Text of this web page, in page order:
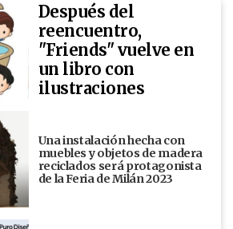
Después del
reencuentro,
"Friends" vuelve en
un libro con
ilustraciones
Una instalación hecha con
muebles y objetos de madera
reciclados será protagonista
de la Feria de Milán 2023